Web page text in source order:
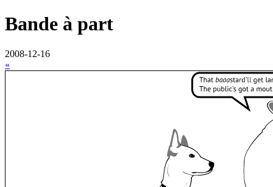
Bande à part
2008-12-16
«